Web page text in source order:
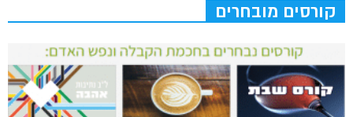
קורסים מובחרים